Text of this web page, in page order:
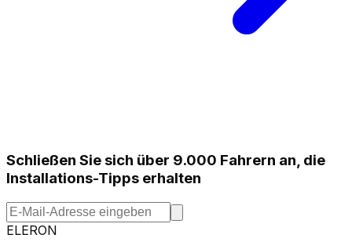
Schließen Sie sich über 9.000 Fahrern an, die
Installations-Tipps erhalten
ELERON